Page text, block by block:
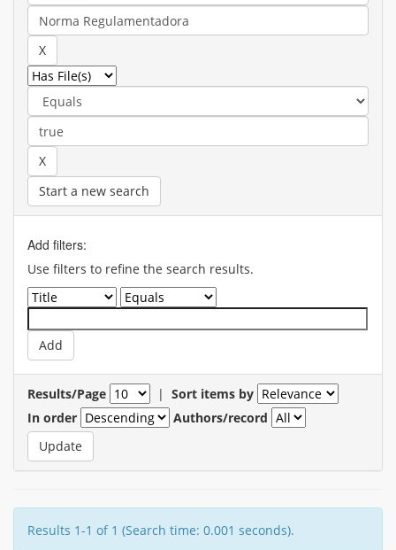
Start a new search
Add filters:
Use filters to refine the search results.
Results/Page | Sort items by
In order
Authors/record
Results 1-1 of 1 (Search time: 0.001 seconds).